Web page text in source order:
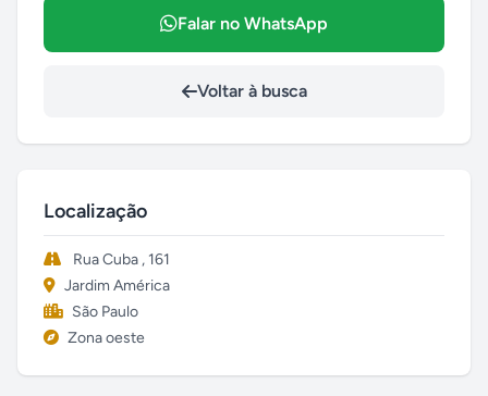
Falar no WhatsApp
Voltar à busca
Localização
Rua Cuba , 161
Jardim América
São Paulo
Zona oeste